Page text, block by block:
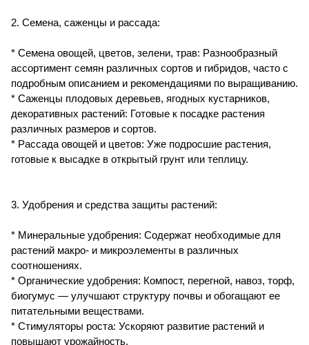
2. Семена, саженцы и рассада:
* Семена овощей, цветов, зелени, трав: Разнообразный
ассортимент семян различных сортов и гибридов, часто с
подробным описанием и рекомендациями по выращиванию.
* Саженцы плодовых деревьев, ягодных кустарников,
декоративных растений: Готовые к посадке растения
различных размеров и сортов.
* Рассада овощей и цветов: Уже подросшие растения,
готовые к высадке в открытый грунт или теплицу.
3. Удобрения и средства защиты растений:
* Минеральные удобрения: Содержат необходимые для
растений макро- и микроэлементы в различных
соотношениях.
* Органические удобрения: Компост, перегной, навоз, торф,
биогумус — улучшают структуру почвы и обогащают ее
питательными веществами.
* Стимуляторы роста: Ускоряют развитие растений и
повышают урожайность.